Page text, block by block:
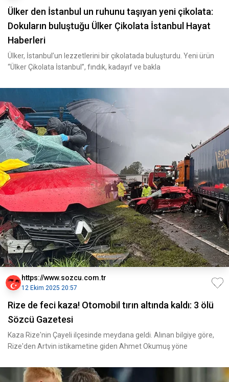
Ülker den İstanbul un ruhunu taşıyan yeni çikolata:
Dokuların buluştuğu Ülker Çikolata İstanbul Hayat
Haberleri
Ülker, İstanbul’un lezzetlerini bir çikolatada buluşturdu. Yeni ürün
“Ülker Çikolata İstanbul”, fındık, kadayıf ve bakla
https://www.sozcu.com.tr
12 Ekim 2025 20:57
Rize de feci kaza! Otomobil tırın altında kaldı: 3 ölü
Sözcü Gazetesi
Kaza Rize'nin Çayeli ilçesinde meydana geldi. Alınan bilgiye göre,
Rize'den Artvin istikametine giden Ahmet Okumuş yöne